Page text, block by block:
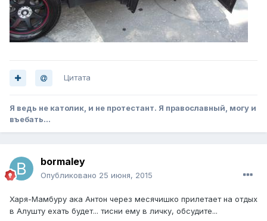
Цитата
Я ведь не католик, и не протестант. Я православный, могу и
въебать...
bormaley
Опубликовано 25 июня, 2015
Харя-Мамбуру ака Антон через месячишко прилетает на отдых
в Алушту ехать будет... тисни ему в личку, обсудите...